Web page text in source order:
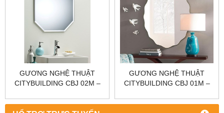
GƯƠNG NGHỆ THUẬT
CITYBUILDING CBJ 02M –
CHIẾU SẮC NÉT, HOÀN
GƯƠNG NGHỆ THUẬT
CITYBUILDING CBJ 01M –
CHIẾU SẮC NÉT, HOÀN